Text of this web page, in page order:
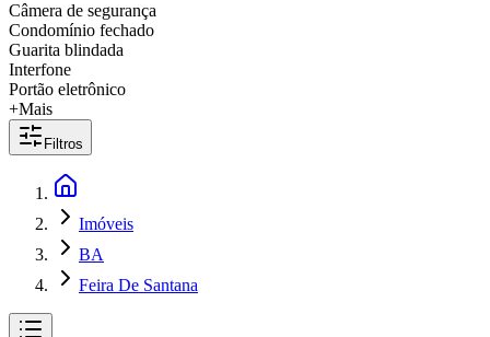
Câmera de segurança
Condomínio fechado
Guarita blindada
Interfone
Portão eletrônico
+Mais
Filtros
Imóveis
BA
Feira De Santana